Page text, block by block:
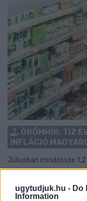
ugytudjuk.hu - Do
Information
ÖRÖMHÍR: TÍZ
INFLÁCIÓ
Júliusban mindössze
összevetésben a